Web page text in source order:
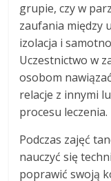
grupie, czy w
zaufania między
izolacja i
Uczestnictwo w
osobom
relacje z innymi
procesu leczenia.
Podczas zajęć
nauczyć się
poprawić swoją